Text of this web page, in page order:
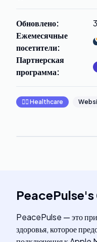
Обновлено:
Ежемесячные
посетители:
Партнерская
программа:
👩‍⚕️ Healthcare
PeacePulse's
PeacePulse — это
здоровья, которое